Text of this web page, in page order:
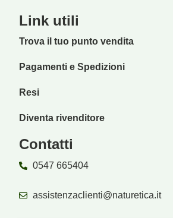
Link utili
Trova il tuo punto vendita
Pagamenti e Spedizioni
Resi
Diventa rivenditore
Contatti
0547 665404
assistenzaclienti@naturetica.it